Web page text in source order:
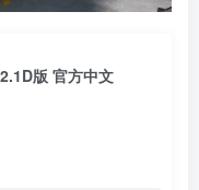
版 官方中文